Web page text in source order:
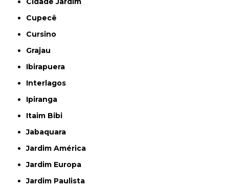
Cupecê
Cursino
Grajau
Ibirapuera
Interlagos
Ipiranga
Itaim Bibi
Jabaquara
Jardim América
Jardim Europa
Jardim Paulista